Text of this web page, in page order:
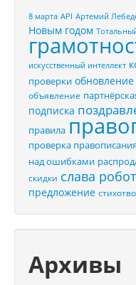
8 марта API Артемий
Новым годом
искусственный интеллект
проверки обновление
объявление
подписка
правила
проверка правописания
над ошибками
скидки слава
предложение
Архивы